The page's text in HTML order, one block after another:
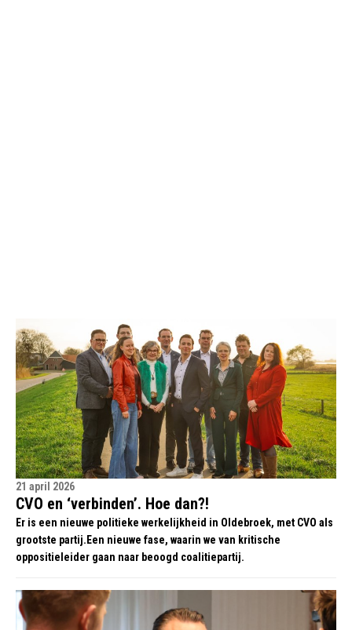
21 april 2026
CVO en ‘verbinden’. Hoe dan?!
Er is een nieuwe politieke werkelijkheid in Oldebroek, met CVO als
grootste partij.Een nieuwe fase, waarin we van kritische
oppositieleider gaan naar beoogd coalitiepartij.